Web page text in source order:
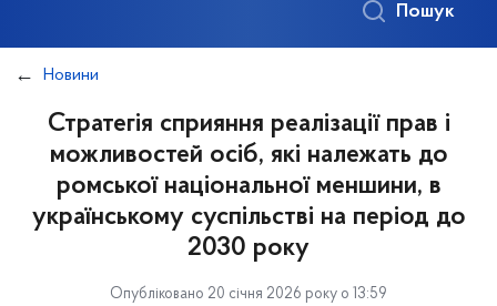
Пошук
Новини
Стратегія сприяння реалізації прав і
можливостей осіб, які належать до
ромської національної меншини, в
українському суспільстві на період до
2030 року
Опубліковано 20 січня 2026 року о 13:59